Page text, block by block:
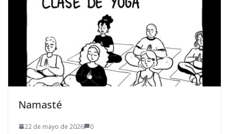
Namasté
22 de mayo de 2026 0